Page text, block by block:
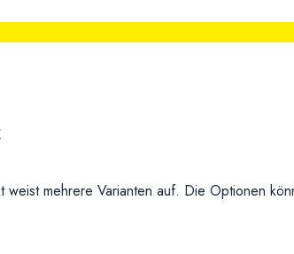
weist mehrere Varianten auf. Die Optionen